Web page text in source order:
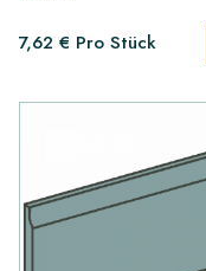
7,62 € Pro Stück